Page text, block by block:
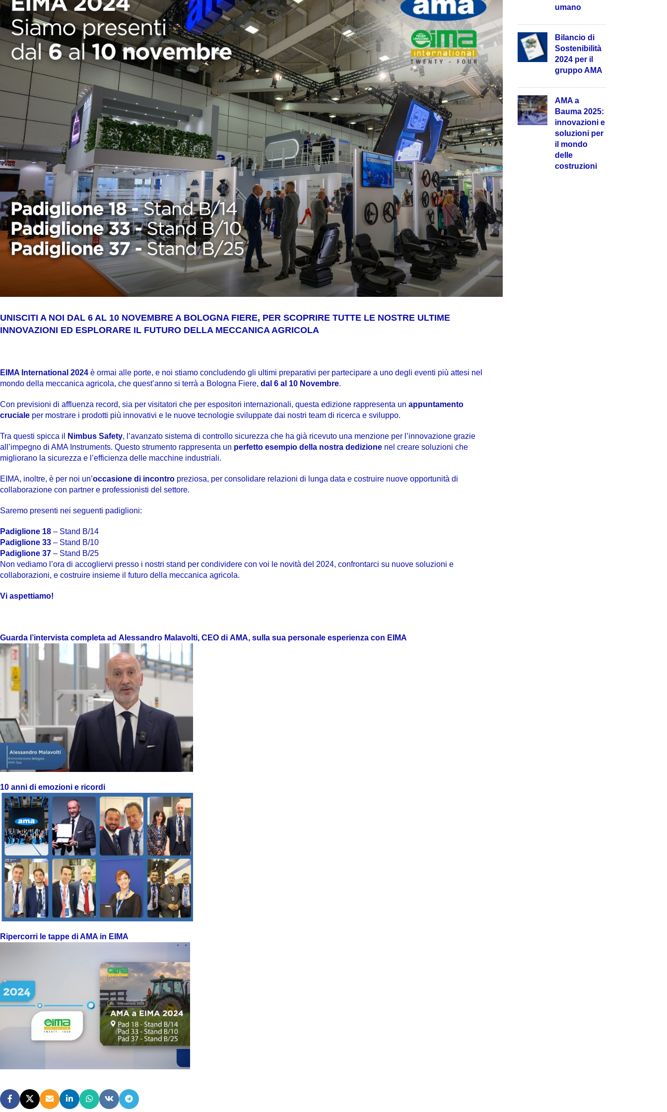
UNISCITI A NOI DAL 6 AL 10 NOVEMBRE A BOLOGNA FIERE, PER SCOPRIRE TUTTE LE NOSTRE ULTIME
INNOVAZIONI ED ESPLORARE IL FUTURO DELLA MECCANICA AGRICOLA
EIMA International 2024 è ormai alle porte, e noi stiamo concludendo gli ultimi preparativi per partecipare a uno degli eventi più attesi nel
mondo della meccanica agricola, che quest’anno si terrà a Bologna Fiere, dal 6 al 10 Novembre.
Con previsioni di affluenza record, sia per visitatori che per espositori internazionali, questa edizione rappresenta un appuntamento
cruciale per mostrare i prodotti più innovativi e le nuove tecnologie sviluppate dai nostri team di ricerca e sviluppo.
Tra questi spicca il Nimbus Safety, l’avanzato sistema di controllo sicurezza che ha già ricevuto una menzione per l’innovazione grazie
all’impegno di AMA Instruments. Questo strumento rappresenta un perfetto esempio della nostra dedizione nel creare soluzioni che
migliorano la sicurezza e l’efficienza delle macchine industriali.
EIMA, inoltre, è per noi un’occasione di incontro preziosa, per consolidare relazioni di lunga data e costruire nuove opportunità di
collaborazione con partner e professionisti del settore.
Saremo presenti nei seguenti padiglioni:
Padiglione 18 – Stand B/14
Padiglione 33 – Stand B/10
Padiglione 37 – Stand B/25
Non vediamo l’ora di accogliervi presso i nostri stand per condividere con voi le novità del 2024, confrontarci su nuove soluzioni e
collaborazioni, e costruire insieme il futuro della meccanica agricola.
Vi aspettiamo!
Guarda l’intervista completa ad Alessandro Malavolti, CEO di AMA, sulla sua personale esperienza con EIMA
10 anni di emozioni e ricordi
Ripercorri le tappe di AMA in EIMA
umano
Bilancio di
Sostenibilità
2024 per il
gruppo AMA
AMA a
Bauma 2025:
innovazioni e
soluzioni per
il mondo
delle
costruzioni